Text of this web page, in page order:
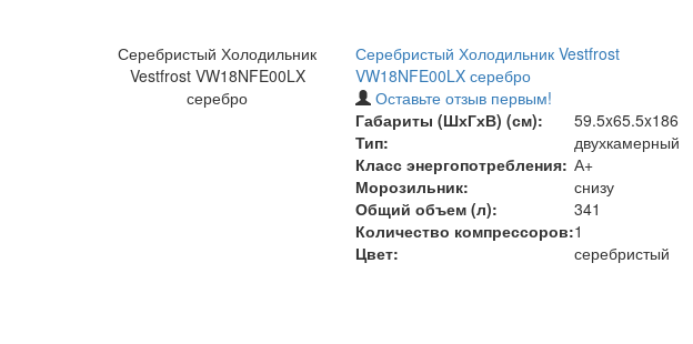
Серебристый Холодильник
Vestfrost VW18NFE00LX
серебро
Серебристый Холодильник Vestfrost
VW18NFE00LX серебро
Оставьте отзыв первым!
Габариты (ШхГхВ) (см):
59.5x65.5x186
Тип:
двухкамерный
Класс энергопотребления: А+
Морозильник:
снизу
Общий объем (л):
341
Количество компрессоров:1
Цвет:
серебристый